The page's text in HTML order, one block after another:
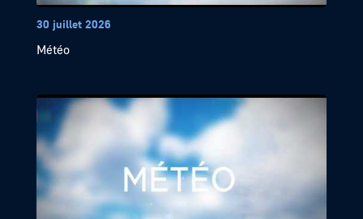
30 juillet 2026
Météo